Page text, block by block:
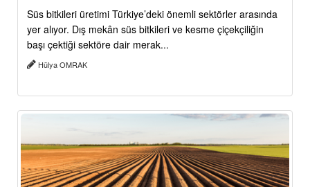
Süs bitkileri üretimi Türkiye’deki önemli sektörler arasında
yer alıyor. Dış mekân süs bitkileri ve kesme çiçekçiliğin
başı çektiği sektöre dair merak...
Hülya OMRAK